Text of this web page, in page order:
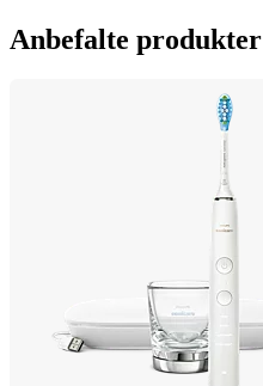
Anbefalte produkter